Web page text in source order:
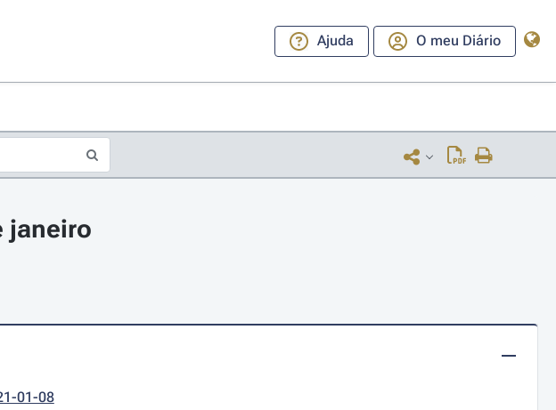
Ajuda O meu Diário
janeiro
01-08